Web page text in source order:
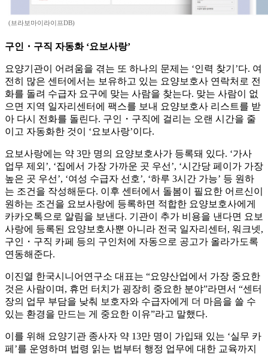
(브라보마이라이프DB)
구인・구직 자동화 ‘요보사랑’
요양기관이 어려움을 겪는 또 하나의 문제는 ‘인력 찾기’다. 여
전히 많은 센터에서는 보유하고 있는 요양보호사 연락처로 전
화를 돌려 수급자 요구에 맞는 사람을 찾는다. 맞는 사람이 없
으면 지역 일자리센터에 팩스를 보내 요양보호사 리스트를 받
아 다시 전화를 돌린다. 구인・구직에 걸리는 오랜 시간을 줄
이고 자동화한 것이 ‘요보사랑’이다.
요보사랑에는 약 3만 명의 요양보호사가 등록돼 있다. ‘가사
업무 제외’, ‘집에서 가장 가까운 곳 우선’, ‘시간당 페이가 가장
높은 곳 우선’, ‘여성 수급자 선호’, ‘하루 3시간 가능’ 등 원하
는 조건을 작성해둔다. 이후 센터에서 돌봄이 필요한 어르신이
원하는 조건을 요보사랑에 등록하면 적합한 요양보호사에게
카카오톡으로 알림을 보낸다. 기관이 추가 비용을 낸다면 요보
사랑에 등록된 요양보호사뿐 아니라 전국 일자리센터, 워크넷,
구인・구직 카페 등의 구인처에 자동으로 공고가 올라가도록
연동해준다.
이진열 한국시니어연구소 대표는 “요양산업에서 가장 중요한
것은 사람이며, 휴먼 터치가 굉장히 중요한 분야”라면서 “센터
장의 업무 부담을 낮춰 보호자와 수급자에게 더 마음을 쓸 수
있는 환경을 만드는 게 중요한 이유”라고 말했다.
이를 위해 요양기관 종사자 약 13만 명이 가입돼 있는 ‘실무 카
페’를 운영하며 법령 읽는 법부터 행정 업무에 대한 교육까지